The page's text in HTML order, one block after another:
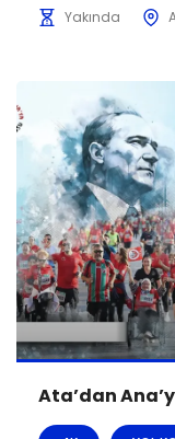
Yakında
Ata’dan